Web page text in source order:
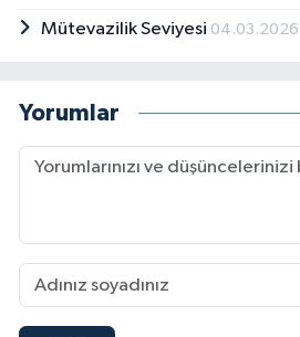
Mütevazilik Seviyesi 04.03.2026
Yorumlar